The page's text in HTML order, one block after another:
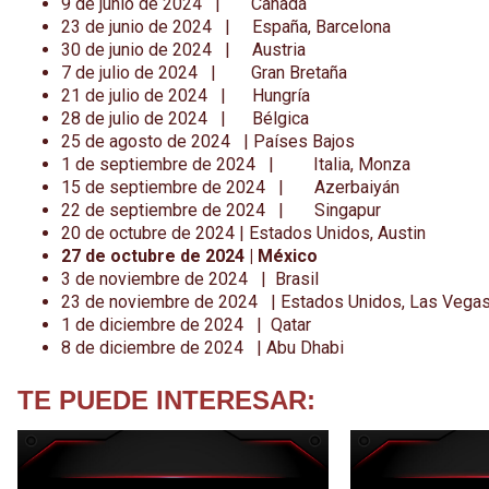
23 de junio de 2024 | España, Barcelona
30 de junio de 2024 | Austria
7 de julio de 2024 | Gran Bretaña
21 de julio de 2024 | Hungría
28 de julio de 2024 | Bélgica
25 de agosto de 2024 | Países Bajos
1 de septiembre de 2024 | Italia, Monza
15 de septiembre de 2024 | Azerbaiyán
22 de septiembre de 2024 | Singapur
20 de octubre de 2024 | Estados Unidos, Austin
27 de octubre de 2024 | México
3 de noviembre de 2024 | Brasil
23 de noviembre de 2024 | Estados Unidos, Las
1 de diciembre de 2024 | Qatar
8 de diciembre de 2024 | Abu Dhabi
TE PUEDE INTERESAR: